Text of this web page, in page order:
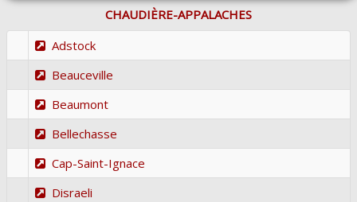
CHAUDIÈRE-APPALACHES
Adstock
Beauceville
Beaumont
Bellechasse
Cap-Saint-Ignace
Disraeli